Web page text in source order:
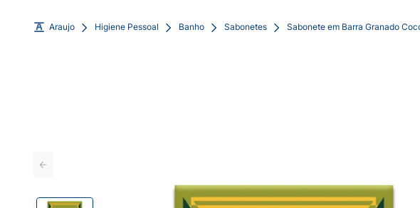
Araujo Higiene Pessoal Banho Sabonetes Sabonete em Barra Granado